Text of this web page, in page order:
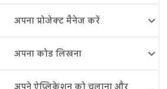
अपना प्रोजेक्ट मैनेज करें
अपना कोड लिखना
अपने ऐप्लिकेशन को चलाना और